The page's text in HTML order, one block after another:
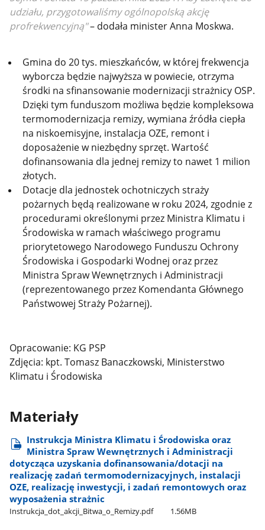
udziału, przygotowaliśmy ogólnopolską akcję
profrekwencyjną"– dodała minister Anna Moskwa.
Gmina do 20 tys. mieszkańców, w której frekwencja
wyborcza będzie najwyższa w powiecie, otrzyma
środki na sfinansowanie modernizacji strażnicy OSP.
Dzięki tym funduszom możliwa będzie kompleksowa
termomodernizacja remizy, wymiana źródła ciepła
na niskoemisyjne, instalacja OZE, remont i
doposażenie w niezbędny sprzęt. Wartość
dofinansowania dla jednej remizy to nawet 1 milion
złotych.
Dotacje dla jednostek ochotniczych straży
pożarnych będą realizowane w roku 2024, zgodnie z
procedurami określonymi przez Ministra Klimatu i
Środowiska w ramach właściwego programu
priorytetowego Narodowego Funduszu Ochrony
Środowiska i Gospodarki Wodnej oraz przez
Ministra Spraw Wewnętrznych i Administracji
(reprezentowanego przez Komendanta Głównego
Państwowej Straży Pożarnej).
Opracowanie: KG PSP
Zdjęcia: kpt. Tomasz Banaczkowski, Ministerstwo
Klimatu i Środowiska
Materiały
Instrukcja Ministra Klimatu i Środowiska oraz
Ministra Spraw Wewnętrznych i Administracji
dotycząca uzyskania dofinansowania/dotacji na
realizację zadań termomodernizacyjnych, instalacji
OZE, realizację inwestycji, i zadań remontowych oraz
wyposażenia strażnic
Instrukcja​_dot​_akcji​_Bitwa​_o​_Remizy.pdf 1.56MB